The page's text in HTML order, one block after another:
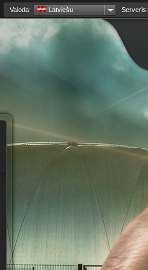
Valoda: Latviešu Serveris: